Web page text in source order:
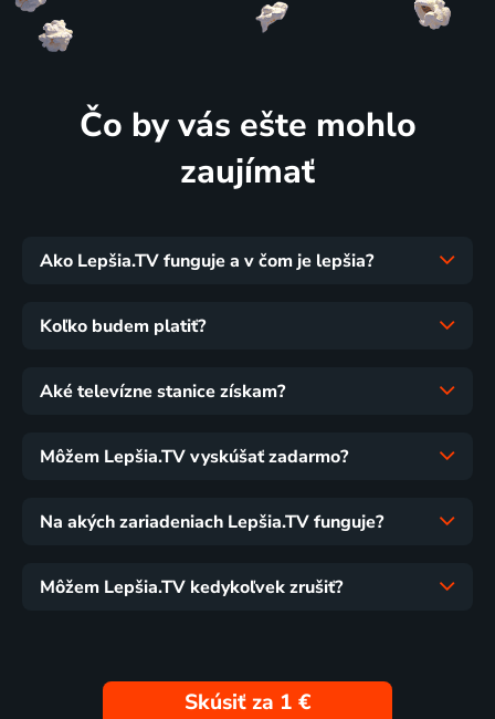
Čo by vás ešte mohlo
zaujímať
Ako Lepšia.TV funguje a v čom je lepšia?
Koľko budem platiť?
Aké televízne stanice získam?
Môžem Lepšia.TV vyskúšať zadarmo?
Na akých zariadeniach Lepšia.TV funguje?
Môžem Lepšia.TV kedykoľvek zrušiť?
Skúsiť za 1 €